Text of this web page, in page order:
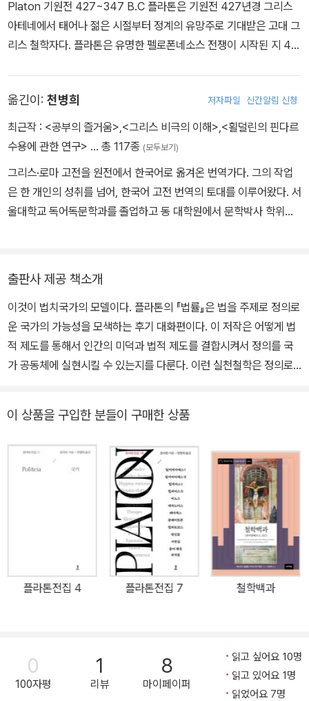
Platon 기원전 427~347 B.C 플라톤은 기원전 427년경 그리스
아테네에서 태어나 젊은 시절부터 정계의 유망주로 기대받은 고대 그
리스 철학자다. 플라톤은 유명한 펠로폰네소스 전쟁이 시작된 지 4년
그는 맹목적인 삶보다는 의미를 부여할 수 있는 삶이 중요하다는 것
을 소크라테스를 통해 배웠다. 플라톤의 집안은 비교적 상류계급이었
고 그러한 배경을 가진 젊은이들이 대부분 그러하듯이 그 또한 한때
적인 배경이 있음을 확인한 후 정치에 회의를 느껴 철학에 매진하게
된다. 그는 정치적인 이유로 자주 외국 여행길에 올랐으며 교육에 대
한 열의가 매우 높아 소크라테스 사후 많은 우여곡절 끝에 기원전 38
치적 인재들, 아리스토텔레스와 같은 많은 철학자를 양성하며 집필활
은 후 제자인 플라톤의 작품을 통해 그의 철학적 삶이 알려지게 되었
다. 플라톤의 저서 30여 편 가운데 한 편을 제외하고는 대부분이 대
화 형식을 취하고 있어 ‘대화편’이라고 불린다. 《국가》 《소크라테스
의 변명》 《향연》 《파이돈》 《크리톤》 《프로타고라스》 등에서 주인공
소크라테스에 대한 기록들로 스승의 영향이 플라톤의 사상적 근간이
하다. 고대의 사상가들이 그러하듯, 플라톤 역시 현대의 분과학문 체
계로는 불가능할 법한 종합적 사상을 개진하였다. 그는 인식론적 측
면에서 이데아를 제창함으로써 본질과 현상이라는 이분법적 사유를
발전시켰다. 《국가》는 플라톤의 정치관을 대변하는 저술로, 이 저서
에서 플라톤은 민주적인 정치 체제보다는 지적 소양이 풍부한 귀족들
에 의한 통치를 선호했다. 철인 군주론은 플라톤의 정치관을 잘 드러
내는 개념이다. 그는 종종 제자인 아리스토텔레스와 비교되는데, 아
리스토텔레스의 사상이 다분히 현상 지향적이었다면 플라톤의 사상
옮긴이: 천병희 저자파일 신간알림 신청
최근작 : <공부의 즐거움> <그리스 비극의 이해> <횔덜린의 핀다르
수용에 관한 연구> … 총 117종 (모두보기)
그리스·로마 고전을 원전에서 한국어로 옮겨온 번역가다. 그의 작업
은 한 개인의 성취를 넘어, 한국어 고전 번역의 토대를 이루어왔다. 서
울대학교 독어독문학과를 졸업하고 동 대학원에서 문학박사 학위를
번역은 단순히 텍스트를 옮기는 일이 아니었다. 작품이 지닌 오랜 전
승과 형식, 텍스트가 형성되어온 문헌학적 흐름을 살피고, 그 안에 담
긴 의미 구조와 문체, 극적 리듬을 함께 읽어낼 때 비로소 번역은 완성
되었다. 천병희는 오랜 훈련과 치밀한 검토를 바탕으로, 이러한 여러
층위를 한국어로 옮기며 고전이 지닌 사유와 아름다움을 오늘의 독자
서양 고전의 기반을 마련했다. 주요 번역서로는 『일리아스』 『오뒷세
이아』 『아이스퀼로스 비극전집』 『소포클레스 비극전집』 『에우리피데
스 비극전집』 『아리스토파네스 희극전집』, 플라톤 전집, 아리스토텔
레스의 『니코마코스 윤리학』 『정치학』 『수사학/시학』, 헤로도토스의
『역사』, 투퀴디데스의 『펠로폰네소스전쟁사』, 크세노폰의 『페르시아
원정기』 등 다수가 있으며, 주요 저서로 『그리스 비극의 이해』 등이
있다. 2022년 12월 향년 83세를 일기로 별세했다.
출판사 제공 책소개
이것이 법치국가의 모델이다. 플라톤의 『법률』은 법을 주제로 정의로
운 국가의 가능성을 모색하는 후기 대화편이다. 이 저작은 어떻게 법
적 제도를 통해서 인간의 미덕과 법적 제도를 결합시켜서 정의를 국
가 공동체에 실현시킬 수 있는지를 다룬다. 이런 실천철학은 정의로
문이고, ‘선한’ 것은 단순히 행위를 규제하는 제도에만 초점을 둔 것이
아니라 인간의 미덕에 바탕을 둔 탁월하고 훌륭한 윤리적 공동체를
추구하기 때문이고, ‘이상적’인 것은 구체적인 법과 제도의 문제를 고
심하지만 그것이 단순히 기교적 실무에 매몰되지 않고 공동체의 보편
적인 행복을 추구하는 정치철학적 탐구의 이념을 제안하기 때문이다.
『법률』은 법적 제도의 측면에서 국가 구성의 모든 요소들을 체계화하
는 점에서 (법률 기술이나 정치기술에 관한 것이라기보다는) 국가 철
학적이다. 따라서 『법률』의 내용은 개인의 미덕에서 국가운영에 관한
실천 원리들을 총괄한다. 하루 종일 쉬지 않고 전개되는 이 대화는 크
레테인 클레이니아스와 라케다이몬인 메길로스를 상대로 아테나이의
와 실용적 의미를 설득하는 방식으로 전개된다. 어떻게 법률 제도를
중심으로 정의롭고 행복한 국가를 구성할 수 있을까? 이데아의 철학
자 플라톤이 이상과 현실 정치 사이의 철학적 고뇌를 풀기 위해 70대
이 상품을 구입한 분들이 구매한 상품
플라톤전집 4 플라톤전집 7 철학백과
0
100자평
1
리뷰
8
마이페이퍼
읽고 싶어요 10명
읽고 있어요 1명
읽었어요 7명